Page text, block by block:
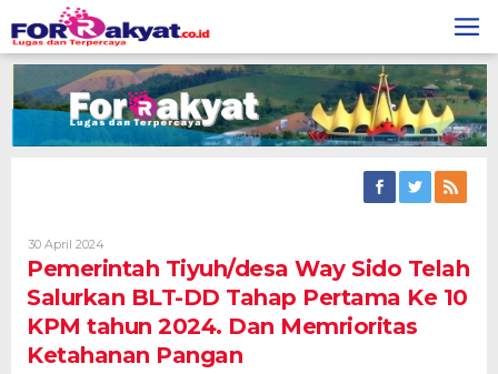
to
content
30 April 2024Oleh
R
R
Pemerintah Tiyuh/desa Way Sido Telah
Salurkan BLT-DD Tahap Pertama Ke 10
KPM tahun 2024. Dan Memrioritas
Ketahanan Pangan